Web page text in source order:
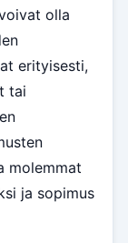
olla
erityisesti,
tai
molemmat
ja sopimus